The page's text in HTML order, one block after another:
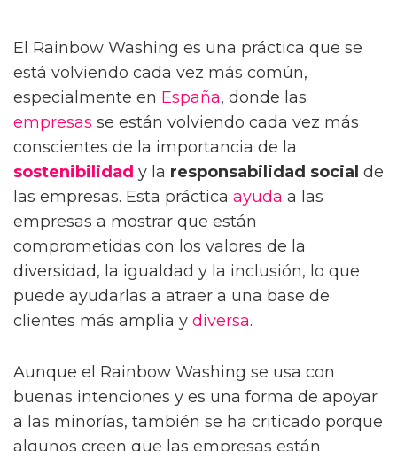
El Rainbow Washing es una práctica que se
está volviendo cada vez más común,
especialmente en España, donde las
empresas se están volviendo cada vez más
conscientes de la importancia de la
sostenibilidad y la responsabilidad social de
las empresas. Esta práctica ayuda a las
empresas a mostrar que están
comprometidas con los valores de la
diversidad, la igualdad y la inclusión, lo que
puede ayudarlas a atraer a una base de
clientes más amplia y diversa.
Aunque el Rainbow Washing se usa con
buenas intenciones y es una forma de apoyar
a las minorías, también se ha criticado porque
algunos creen que las empresas están